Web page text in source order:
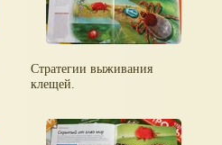
Стратегии выживания
клещей.